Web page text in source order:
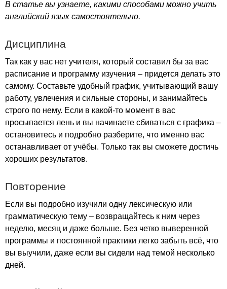
В статье вы узнаете, какими способами можно учить
английский язык самостоятельно.
Дисциплина
Так как у вас нет учителя, который составил бы за вас
расписание и программу изучения – придется делать это
самому. Составьте удобный график, учитывающий вашу
работу, увлечения и сильные стороны, и занимайтесь
строго по нему. Если в какой-то момент в вас
просыпается лень и вы начинаете сбиваться с графика –
остановитесь и подробно разберите, что именно вас
останавливает от учёбы. Только так вы сможете достичь
хороших результатов.
Повторение
Если вы подробно изучили одну лексическую или
грамматическую тему – возвращайтесь к ним через
неделю, месяц и даже больше. Без четко выверенной
программы и постоянной практики легко забыть всё, что
вы выучили, даже если вы сидели над темой несколько
дней.